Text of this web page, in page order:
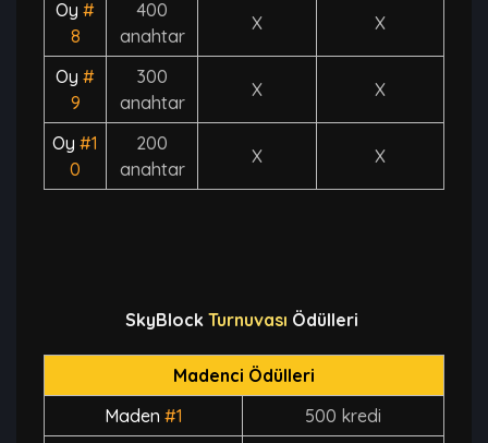
Oy #
8
400
anahtar
X X
Oy #
9
300
anahtar
X X
Oy #1
0
200
anahtar
X X
SkyBlock Turnuvası Ödülleri
Madenci Ödülleri
Maden #1
500 kredi